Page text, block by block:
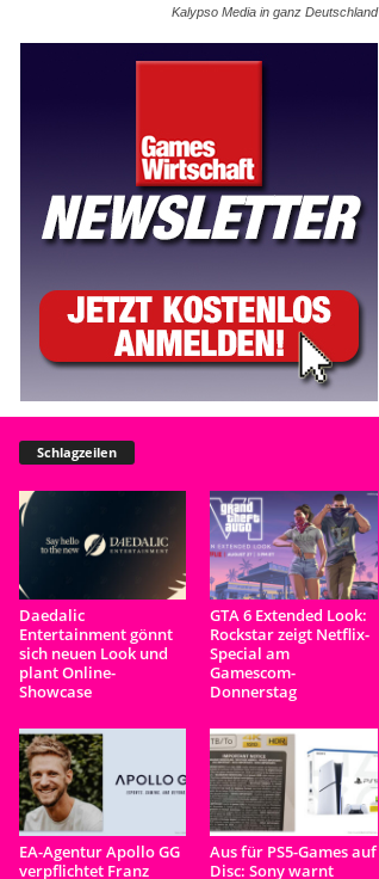
Kalypso Media in ganz Deutschland
Schlagzeilen
Daedalic
Entertainment gönnt
sich neuen Look und
plant Online-
Showcase
GTA 6 Extended Look:
Rockstar zeigt Netflix-
Special am
Gamescom-
Donnerstag
EA-Agentur Apollo GG
verpflichtet Franz
Aus für PS5-Games auf
Disc: Sony warnt